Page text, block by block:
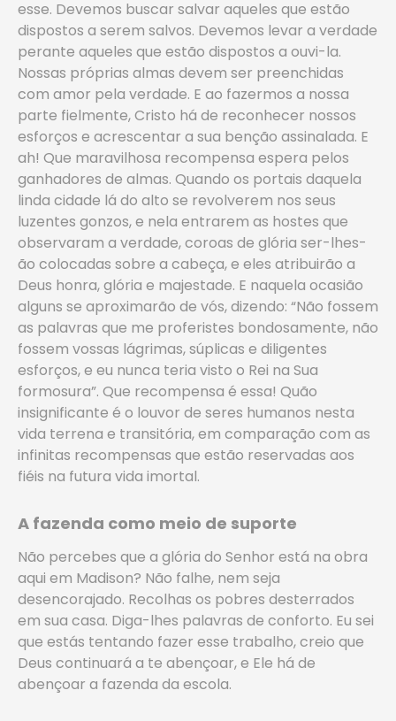
esse. Devemos buscar salvar aqueles que estão
dispostos a serem salvos. Devemos levar a verdade
perante aqueles que estão dispostos a ouvi-la.
Nossas próprias almas devem ser preenchidas
com amor pela verdade. E ao fazermos a nossa
parte fielmente, Cristo há de reconhecer nossos
esforços e acrescentar a sua benção assinalada. E
ah! Que maravilhosa recompensa espera pelos
ganhadores de almas. Quando os portais daquela
linda cidade lá do alto se revolverem nos seus
luzentes gonzos, e nela entrarem as hostes que
observaram a verdade, coroas de glória ser-lhes-
ão colocadas sobre a cabeça, e eles atribuirão a
Deus honra, glória e majestade. E naquela ocasião
alguns se aproximarão de vós, dizendo: “Não fossem
as palavras que me proferistes bondosamente, não
fossem vossas lágrimas, súplicas e diligentes
esforços, e eu nunca teria visto o Rei na Sua
formosura”. Que recompensa é essa! Quão
insignificante é o louvor de seres humanos nesta
vida terrena e transitória, em comparação com as
infinitas recompensas que estão reservadas aos
fiéis na futura vida imortal.
A fazenda como meio de suporte
Não percebes que a glória do Senhor está na obra
aqui em Madison? Não falhe, nem seja
desencorajado. Recolhas os pobres desterrados
em sua casa. Diga-lhes palavras de conforto. Eu sei
que estás tentando fazer esse trabalho, creio que
Deus continuará a te abençoar, e Ele há de
abençoar a fazenda da escola.